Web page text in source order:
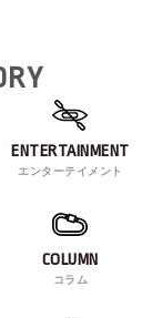
ENTERTAINMENT
エンターテイメント
COLUMN
コラム